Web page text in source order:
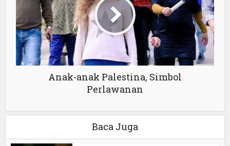
Anak-anak Palestina, Simbol
Perlawanan
Baca Juga